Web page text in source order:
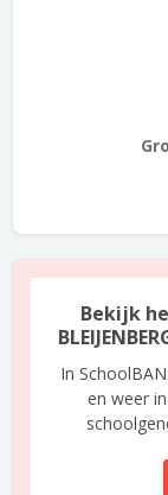
Bekijk
In
en weer